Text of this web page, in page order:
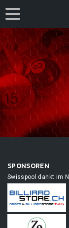
SPONSOREN
Swisspool dankt im